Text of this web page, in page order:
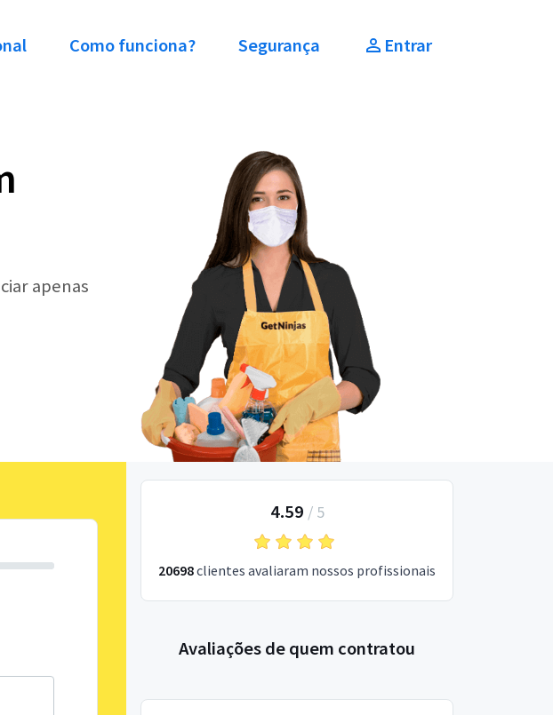
Como funciona? Segurança Entrar
apenas
4.59 / 5
20698clientes avaliaram nossos profissionais
Avaliações de quem contratou